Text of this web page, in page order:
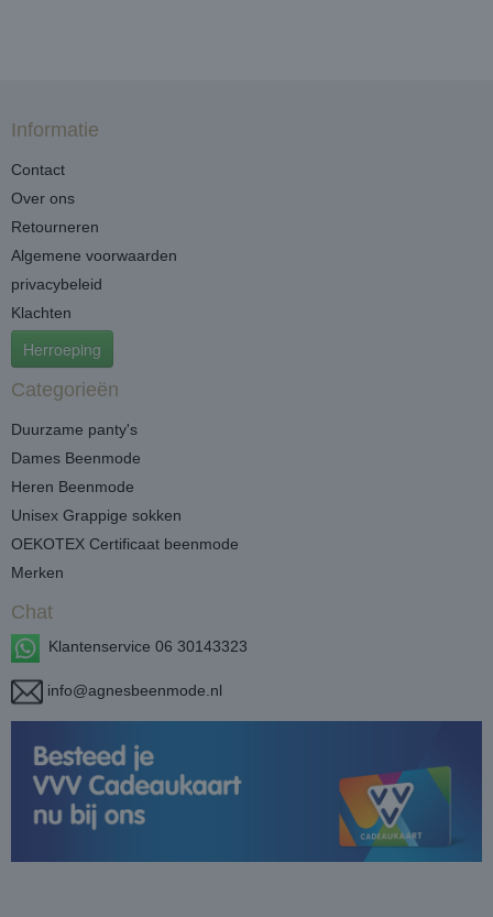
Informatie
Contact
Over ons
Retourneren
Algemene voorwaarden
privacybeleid
Klachten
Herroeping
Categorieën
Duurzame panty's
Dames Beenmode
Heren Beenmode
Unisex Grappige sokken
OEKOTEX Certificaat beenmode
Merken
Chat
Klantenservice 06 30143323
info@agnesbeenmode.nl